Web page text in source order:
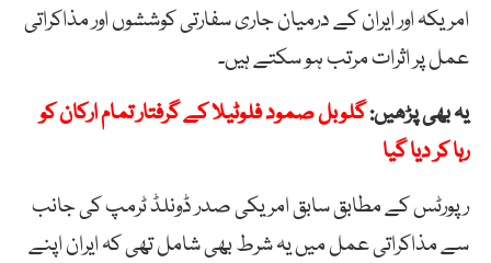
امریکہ اور ایران کے درمیان جاری سفارتی کوششوں اور مذاکراتی
عمل پر اثرات مرتب ہو سکتے ہیں۔
یہ بھی پڑھیں:گلوبل صمود فلوٹیلا کے گرفتار تمام ارکان کو
رہا کر دیا گیا
رپورٹس کے مطابق سابق امریکی صدر ڈونلڈ ٹرمپ کی جانب
سے مذاکراتی عمل میں یہ شرط بھی شامل تھی کہ ایران اپنے